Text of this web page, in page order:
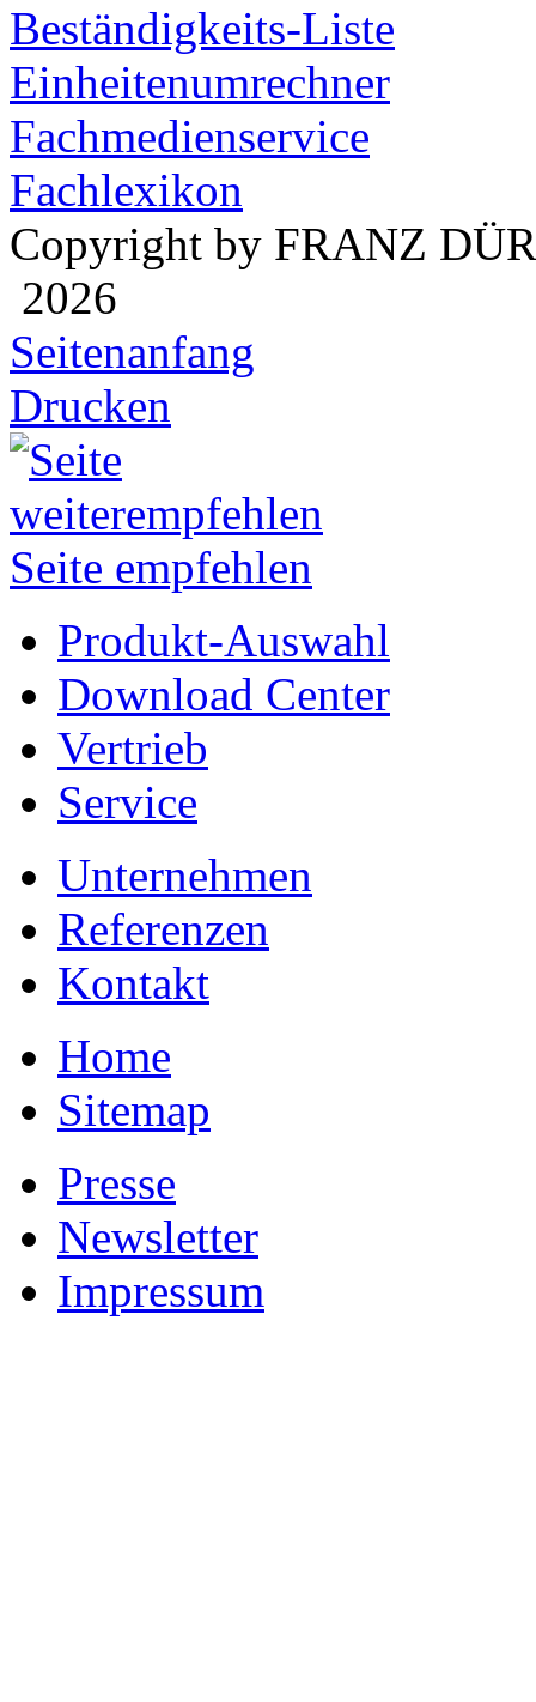
Beständigkeits-Liste
Einheitenumrechner
Fachmedienservice
Fachlexikon
Copyright by FRANZ
2026
Seitenanfang
Drucken
Seite empfehlen
Produkt-Auswahl
Download Center
Vertrieb
Service
Unternehmen
Referenzen
Kontakt
Home
Sitemap
Presse
Newsletter
Impressum